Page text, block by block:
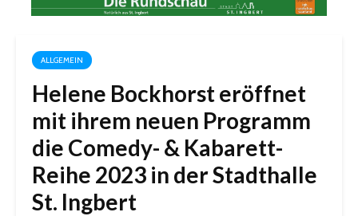
ALLGEMEIN
Helene Bockhorst eröffnet
mit ihrem neuen Programm
die Comedy- & Kabarett-
Reihe 2023 in der Stadthalle
St. Ingbert